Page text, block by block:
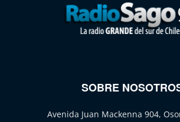
SOBRE
Avenida Juan Mackenna 904,